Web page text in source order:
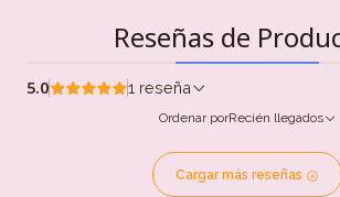
Reseñas de
5.0 1 reseña
Ordenar porRecién llegados
Cargar más reseñas